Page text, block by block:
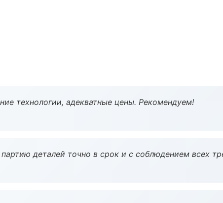
технологии, адекватные цены. Рекомендуем!
деталей точно в срок и с соблюдением всех